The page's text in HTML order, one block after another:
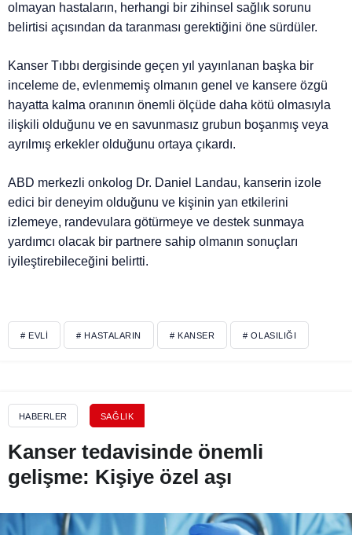
olmayan hastaların, herhangi bir zihinsel sağlık sorunu
belirtisi açısından da taranması gerektiğini öne sürdüler.
Kanser Tıbbı dergisinde geçen yıl yayınlanan başka bir
inceleme de, evlenmemiş olmanın genel ve kansere özgü
hayatta kalma oranının önemli ölçüde daha kötü olmasıyla
ilişkili olduğunu ve en savunmasız grubun boşanmış veya
ayrılmış erkekler olduğunu ortaya çıkardı.
ABD merkezli onkolog Dr. Daniel Landau, kanserin izole
edici bir deneyim olduğunu ve kişinin yan etkilerini
izlemeye, randevulara götürmeye ve destek sunmaya
yardımcı olacak bir partnere sahip olmanın sonuçları
iyileştirebileceğini belirtti.
# EVLI # HASTALARIN # KANSER # OLASILIĞI
HABERLER SAĞLIK
Kanser tedavisinde önemli
gelişme: Kişiye özel aşı